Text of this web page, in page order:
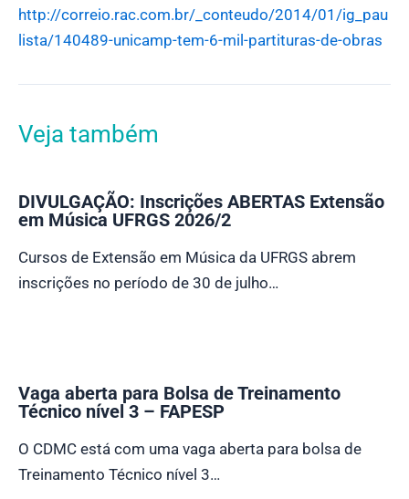
http://correio.rac.com.br/_conteudo/2014/01/ig_pau
lista/140489-unicamp-tem-6-mil-partituras-de-obras
Veja também
DIVULGAÇÃO: Inscrições ABERTAS Extensão
em Música UFRGS 2026/2
Cursos de Extensão em Música da UFRGS abrem
inscrições no período de 30 de julho…
Vaga aberta para Bolsa de Treinamento
Técnico nível 3 – FAPESP
O CDMC está com uma vaga aberta para bolsa de
Treinamento Técnico nível 3…